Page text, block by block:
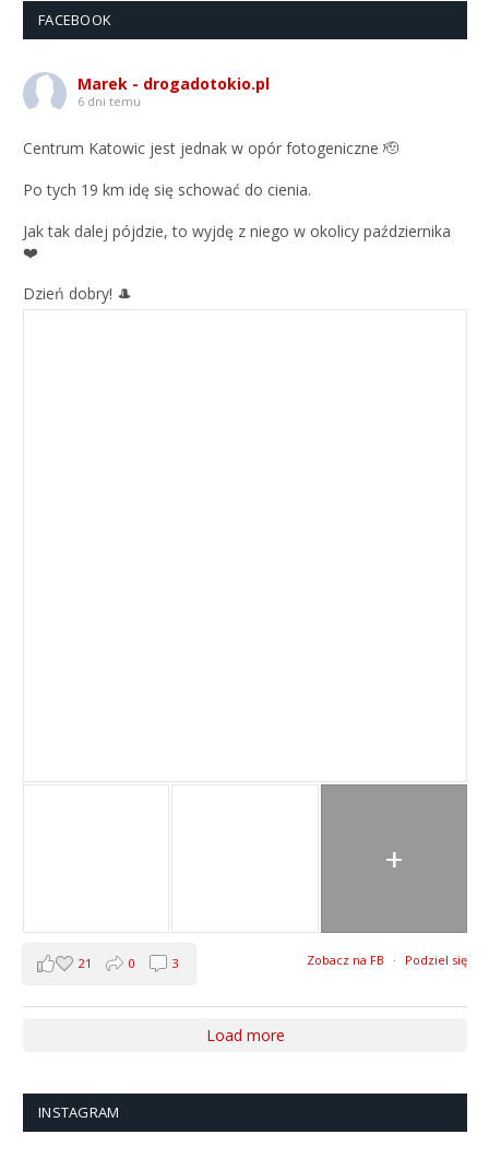
FACEBOOK
Marek - drogadotokio.pl
6 dni temu
Centrum Katowic jest jednak w opór fotogeniczne 🫡
Po tych 19 km idę się schować do cienia.
Jak tak dalej pójdzie, to wyjdę z niego w okolicy października
❤️
Dzień dobry! 🎩
+
Zobacz na FB · Podziel się
21 0 3
Load more
INSTAGRAM